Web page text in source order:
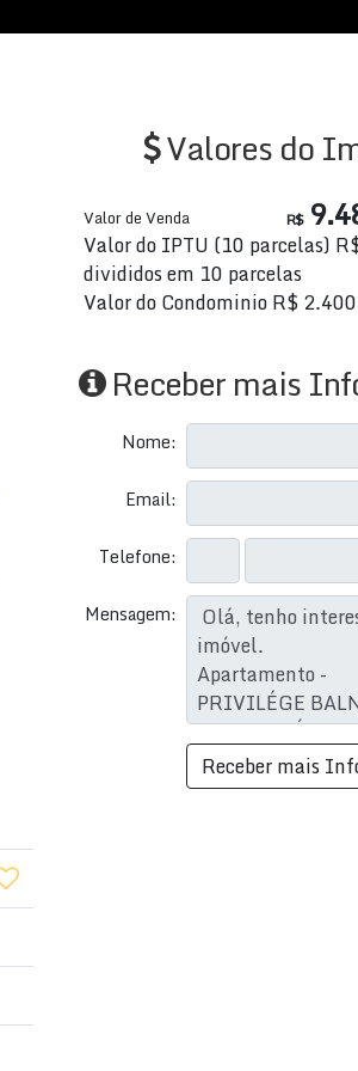
Valores do
R$
Valor de Venda
Valor do IPTU (10 parcelas)
divididos em 10 parcelas
Valor do CondominioR$
Receber mais
Nome:
Email:
Telefone:
Mensagem: